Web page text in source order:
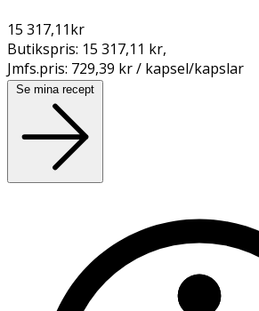
15 317,11kr
Butikspris: 15 317,11 kr,
Jmfs.pris: 729,39 kr / kapsel/kapslar
Se mina recept